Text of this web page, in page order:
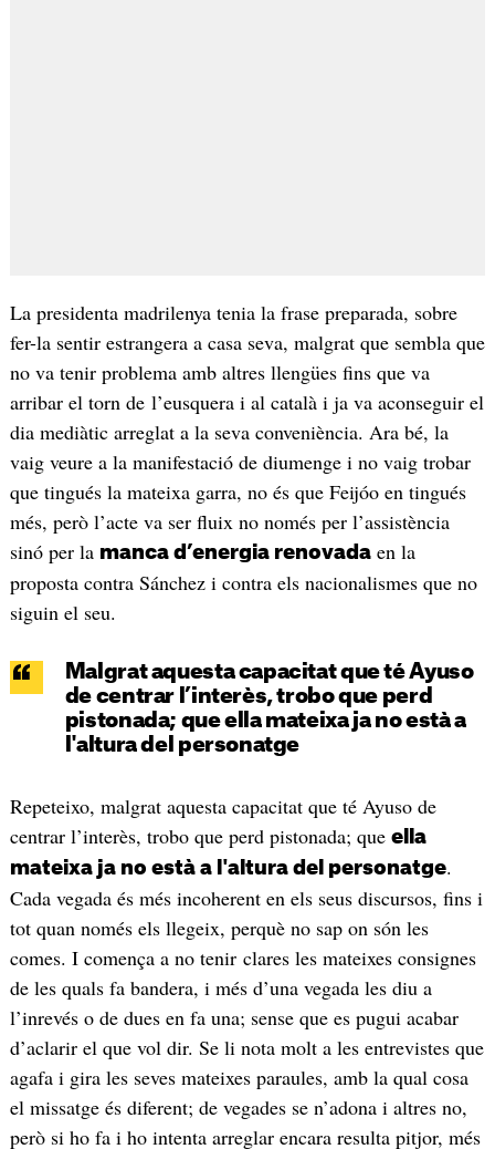
La presidenta madrilenya tenia la frase preparada, sobre
fer-la sentir estrangera a casa seva, malgrat que sembla que
no va tenir problema amb altres llengües fins que va
arribar el torn de l’eusquera i al català i ja va aconseguir el
dia mediàtic arreglat a la seva conveniència. Ara bé, la
vaig veure a la manifestació de diumenge i no vaig trobar
que tingués la mateixa garra, no és que Feijóo en tingués
més, però l’acte va ser fluix no només per l’assistència
sinó per la manca d’energia renovadaen la
proposta contra Sánchez i contra els nacionalismes que no
siguin el seu.
Malgrat aquesta capacitat que té Ayuso
de centrar l’interès, trobo que perd
pistonada; que ella mateixa ja no està a
l'altura del personatge
Repeteixo, malgrat aquesta capacitat que té Ayuso de
centrar l’interès, trobo que perd pistonada; que ella
mateixa ja no està a l'altura del personatge.
Cada vegada és més incoherent en els seus discursos, fins i
tot quan només els llegeix, perquè no sap on són les
comes. I comença a no tenir clares les mateixes consignes
de les quals fa bandera, i més d’una vegada les diu a
l’inrevés o de dues en fa una; sense que es pugui acabar
d’aclarir el que vol dir. Se li nota molt a les entrevistes que
agafa i gira les seves mateixes paraules, amb la qual cosa
el missatge és diferent; de vegades se n’adona i altres no,
però si ho fa i ho intenta arreglar encara resulta pitjor, més